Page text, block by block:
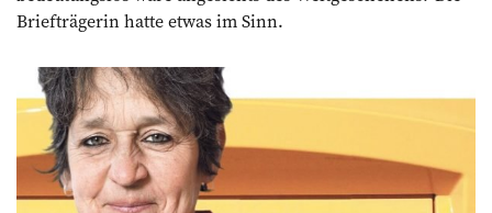
Briefträgerin hatte etwas im Sinn.